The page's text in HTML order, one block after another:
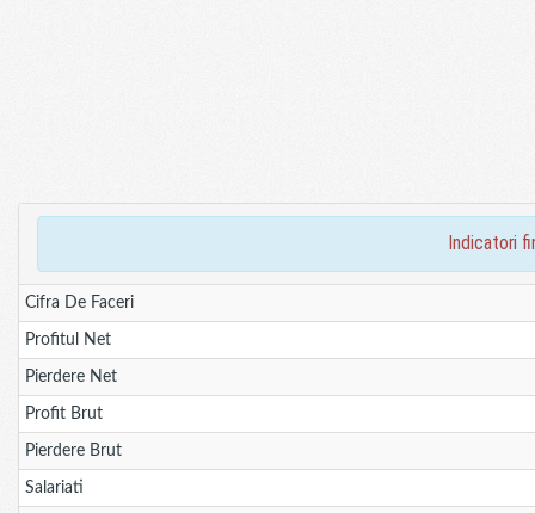
indicatori
Cifra De Faceri
Profitul Net
Pierdere Net
Profit Brut
Pierdere Brut
Salariati